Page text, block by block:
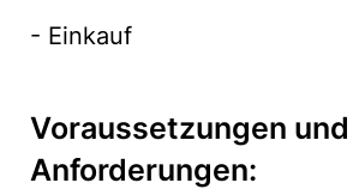
- Einkauf
Voraussetzungen und
Anforderungen: